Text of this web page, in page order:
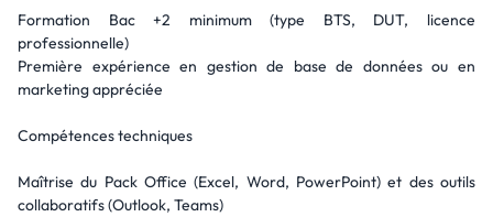
Formation Bac +2 minimum (type BTS, DUT, licence
professionnelle)
Première expérience en gestion de base de données ou en
marketing appréciée
Compétences techniques
Maîtrise du Pack Office (Excel, Word, PowerPoint) et des outils
collaboratifs (Outlook, Teams)